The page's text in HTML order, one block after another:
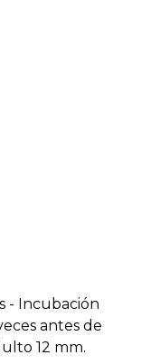
- Incubación
antes de
12 mm.